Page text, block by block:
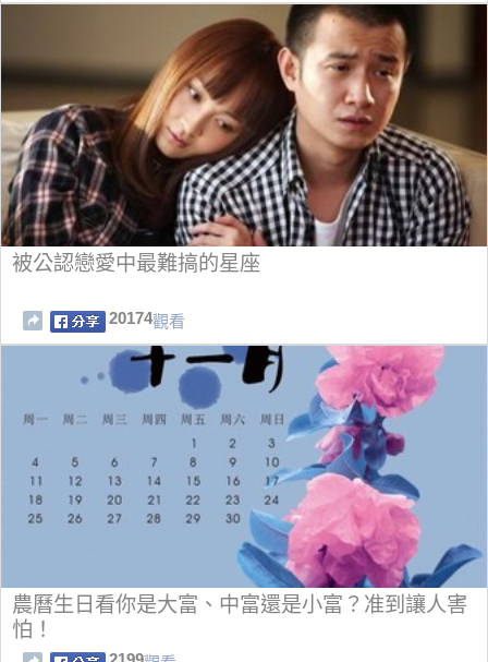
被公認戀愛中最難搞的星座
20174觀看
農曆生日看你是大富、中富還是小富？准到讓人害
怕！